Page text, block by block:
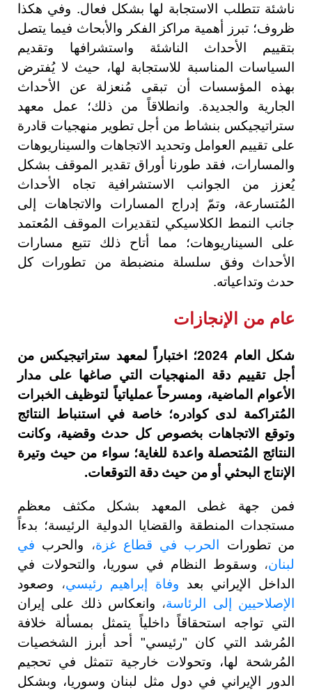
ناشئة تتطلب الاستجابة لها بشكل فعال. وفي هكذا
ظروف؛ تبرز أهمية مراكز الفكر والأبحاث فيما يتصل
بتقييم الأحداث الناشئة واستشرافها وتقديم
السياسات المناسبة للاستجابة لها، حيث لا يُفترض
بهذه المؤسسات أن تبقى مُنعزلة عن الأحداث
الجارية والجديدة. وانطلاقاً من ذلك؛ عمل معهد
ستراتيجيكس بنشاط من أجل تطوير منهجيات قادرة
على تقييم العوامل وتحديد الاتجاهات والسيناريوهات
والمسارات، فقد طورنا أوراق تقدير الموقف بشكل
يُعزز من الجوانب الاستشرافية تجاه الأحداث
المُتسارعة، وتمّ إدراج المسارات والاتجاهات إلى
جانب النمط الكلاسيكي لتقديرات الموقف المُعتمد
على السيناريوهات؛ مما أتاح ذلك تتبع مسارات
الأحداث وفق سلسلة منضبطة من تطورات كل
حدث وتداعياته.
عام من الإنجازات
شكل العام 2024؛ اختباراً لمعهد ستراتيجيكس من
أجل تقييم دقة المنهجيات التي صاغها على مدار
الأعوام الماضية، ومسرحاً عملياتياً لتوظيف الخبرات
المُتراكمة لدى كوادره؛ خاصة في استنباط النتائج
وتوقع الاتجاهات بخصوص كل حدث وقضية، وكانت
النتائج المُتحصلة واعدة للغاية؛ سواء من حيث وتيرة
الإنتاج البحثي أو من حيث دقة التوقعات.
فمن جهة غطى المعهد بشكل مكثف معظم
مستجدات المنطقة والقضايا الدولية الرئيسة؛ بدءاً
من تطورات الحرب في قطاع غزة، والحرب في
لبنان، وسقوط النظام في سوريا، والتحولات في
الداخل الإيراني بعد وفاة إبراهيم رئيسي، وصعود
الإصلاحيين إلى الرئاسة، وانعكاس ذلك على إيران
التي تواجه استحقاقاً داخلياً يتمثل بمسألة خلافة
المُرشد التي كان "رئيسي" أحد أبرز الشخصيات
المُرشحة لها، وتحولات خارجية تتمثل في تحجيم
الدور الإيراني في دول مثل لبنان وسوريا، وبشكل